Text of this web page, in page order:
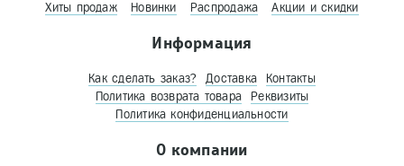
Хиты продаж Новинки Распродажа Акции и скидки
Информация
Как сделать заказ? Доставка
Контакты
Политика возврата товара
Реквизиты
Политика конфиденциальности
О компании